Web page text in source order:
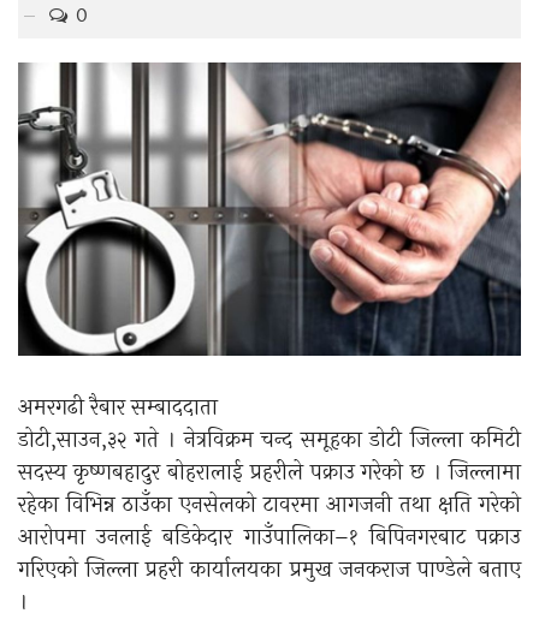
0
अमरगढी रैबार सम्बाददाता
डोटी,साउन,३२ गते । नेत्रविक्रम चन्द समूहका डोटी जिल्ला कमिटी
सदस्य कृष्णबहादुर बोहरालाई प्रहरीले पक्राउ गरेको छ । जिल्लामा
रहेका विभिन्न ठाउँका एनसेलको टावरमा आगजनी तथा क्षति गरेको
आरोपमा उनलाई बडिकेदार गाउँपालिका–१ बिपिनगरबाट पक्राउ
गरिएको जिल्ला प्रहरी कार्यालयका प्रमुख जनकराज पाण्डेले बताए
।